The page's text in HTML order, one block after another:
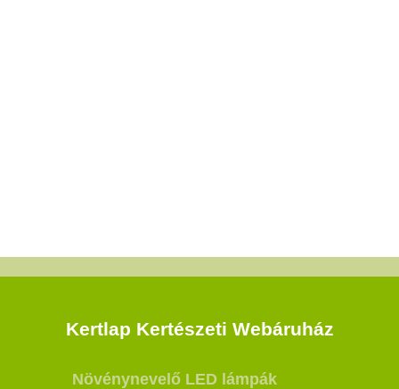
Kertlap Kertészeti Webáruház
Növénynevelő LED lámpák